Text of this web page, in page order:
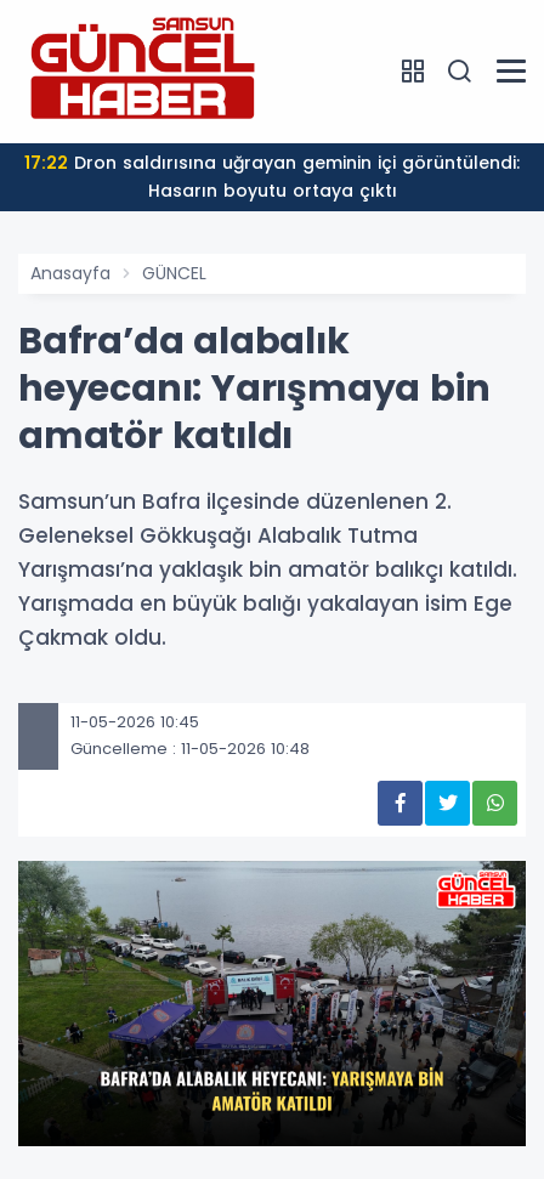
17:22
Hasarın boyutu ortaya çıktı
Anasayfa GÜNCEL
Bafra’da alabalık
heyecanı: Yarışmaya bin
amatör katıldı
Samsun’un Bafra ilçesinde düzenlenen 2.
Geleneksel Gökkuşağı Alabalık Tutma
Yarışması’na yaklaşık bin amatör balıkçı katıldı.
Yarışmada en büyük balığı yakalayan isim Ege
Çakmak oldu.
11-05-2026 10:45
Güncelleme : 11-05-2026 10:48